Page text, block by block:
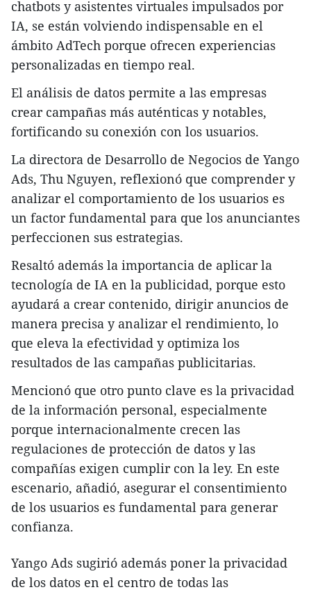
chatbots y asistentes virtuales impulsados por
IA, se están volviendo indispensable en el
ámbito AdTech porque ofrecen experiencias
personalizadas en tiempo real.
El análisis de datos permite a las empresas
crear campañas más auténticas y notables,
fortificando su conexión con los usuarios.
La directora de Desarrollo de Negocios de Yango
Ads, Thu Nguyen, reflexionó que comprender y
analizar el comportamiento de los usuarios es
un factor fundamental para que los anunciantes
perfeccionen sus estrategias.
Resaltó además la importancia de aplicar la
tecnología de IA en la publicidad, porque esto
ayudará a crear contenido, dirigir anuncios de
manera precisa y analizar el rendimiento, lo
que eleva la efectividad y optimiza los
resultados de las campañas publicitarias.
Mencionó que otro punto clave es la privacidad
de la información personal, especialmente
porque internacionalmente crecen las
regulaciones de protección de datos y las
compañías exigen cumplir con la ley. En este
escenario, añadió, asegurar el consentimiento
de los usuarios es fundamental para generar
confianza.
Yango Ads sugirió además poner la privacidad
de los datos en el centro de todas las